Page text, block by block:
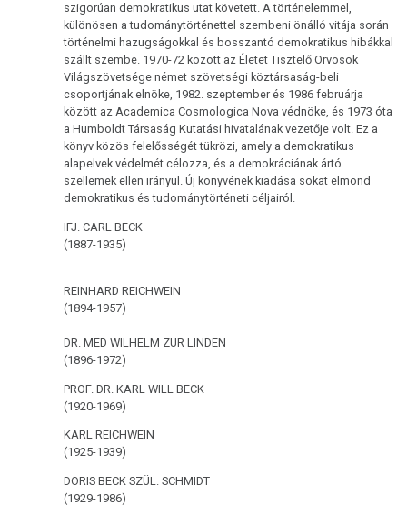
Biológiai
természettörvény
Biológiai
természettörvény
Biológiai
természettörvény
Biológiai
Kezűség
Hormonok
Immunrendszer
szigorúan demokratikus utat követett. A történelemmel,
különösen a tudománytörténettel szembeni önálló vitája során
történelmi hazugságokkal és bosszantó demokratikus hibákkal
szállt szembe. 1970-72 között az Életet Tisztelő Orvosok
Világszövetsége német szövetségi köztársaság-beli
csoportjának elnöke, 1982. szeptember és 1986 februárja
között az Academica Cosmologica Nova védnöke, és 1973 óta
a Humboldt Társaság Kutatási hivatalának vezetője volt. Ez a
könyv közös felelősségét tükrözi, amely a demokratikus
alapelvek védelmét célozza, és a demokráciának ártó
szellemek ellen irányul. Új könyvének kiadása sokat elmond
demokratikus és tudománytörténeti céljairól.
IFJ. CARL BECK
(1887-1935)
REINHARD REICHWEIN
(1894-1957)
DR. MED WILHELM ZUR LINDEN
(1896-1972)
PROF. DR. KARL WILL BECK
(1920-1969)
KARL REICHWEIN
(1925-1939)
DORIS BECK SZÜL. SCHMIDT
(1929-1986)